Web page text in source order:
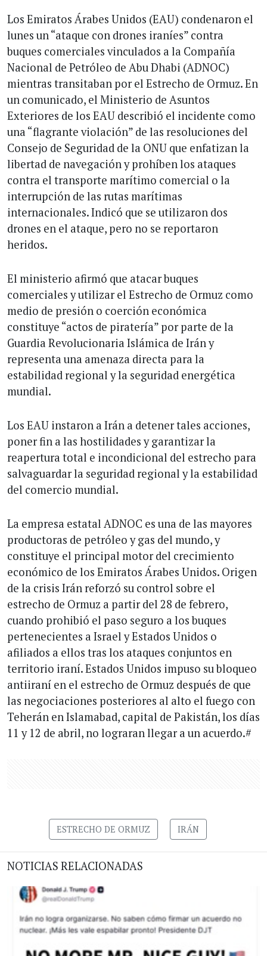
Los Emiratos Árabes Unidos (EAU) condenaron el
lunes un “ataque con drones iraníes” contra
buques comerciales vinculados a la Compañía
Nacional de Petróleo de Abu Dhabi (ADNOC)
mientras transitaban por el Estrecho de Ormuz. En
un comunicado, el Ministerio de Asuntos
Exteriores de los EAU describió el incidente como
una “flagrante violación” de las resoluciones del
Consejo de Seguridad de la ONU que enfatizan la
libertad de navegación y prohíben los ataques
contra el transporte marítimo comercial o la
interrupción de las rutas marítimas
internacionales. Indicó que se utilizaron dos
drones en el ataque, pero no se reportaron
heridos.
El ministerio afirmó que atacar buques
comerciales y utilizar el Estrecho de Ormuz como
medio de presión o coerción económica
constituye “actos de piratería” por parte de la
Guardia Revolucionaria Islámica de Irán y
representa una amenaza directa para la
estabilidad regional y la seguridad energética
mundial.
Los EAU instaron a Irán a detener tales acciones,
poner fin a las hostilidades y garantizar la
reapertura total e incondicional del estrecho para
salvaguardar la seguridad regional y la estabilidad
del comercio mundial.
La empresa estatal ADNOC es una de las mayores
productoras de petróleo y gas del mundo, y
constituye el principal motor del crecimiento
económico de los Emiratos Árabes Unidos. Origen
de la crisis Irán reforzó su control sobre el
estrecho de Ormuz a partir del 28 de febrero,
cuando prohibió el paso seguro a los buques
pertenecientes a Israel y Estados Unidos o
afiliados a ellos tras los ataques conjuntos en
territorio iraní. Estados Unidos impuso su bloqueo
antiiraní en el estrecho de Ormuz después de que
las negociaciones posteriores al alto el fuego con
Teherán en Islamabad, capital de Pakistán, los días
11 y 12 de abril, no lograran llegar a un acuerdo.#
ESTRECHO DE ORMUZ IRÁN
NOTICIAS RELACIONADAS